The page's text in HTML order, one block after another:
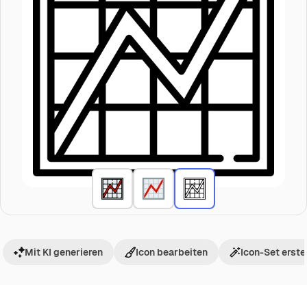
Mit KI generieren Icon bearbeiten Icon-Set